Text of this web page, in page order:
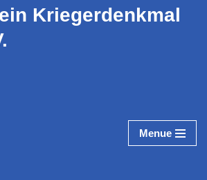
Kriegerdenkmal
Menue